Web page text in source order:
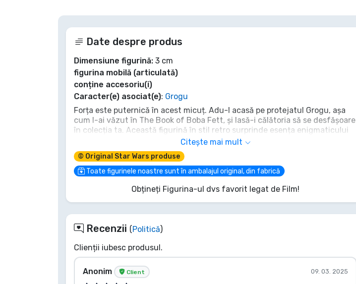
Date despre produs
Dimensiune figurină: 3 cm
figurina mobilă (articulată)
conține accesoriu(i)
Caracter(e) asociat(e): Grogu
Forța este puternică în acest micuț. Adu-l acasă pe protejatul Grogu, așa
cum l-ai văzut în The Book of Boba Fett, și lasă-i călătoria să se desfășoare
în colecția ta. Această figurină în stil retro surprinde esența enigmaticului
copil, completată cu accesorii iconice pentru noi aventuri în galaxie. Va
alege calea Jedi sau se va întoarce la protectorul său Mandalorian? Decizia
îți aparține. O achiziție vitală pentru orice devotat Star Wars.
Citește mai mult
© Original Star Wars produse
Toate figurinele noastre sunt în ambalajul original, din fabrică
Obțineți Figurina-ul dvs favorit legat de Film!
Recenzii ( Politică)
Clienții iubesc produsul.
Anonim Client 09. 03. 2025
Sortare după sport
Sortare după muzică
Tipuri de produse